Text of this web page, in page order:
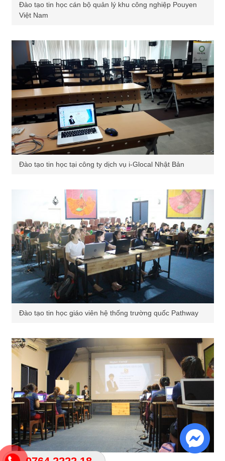
Đào tạo tin học cán bộ quản lý khu công nghiệp Pouyen
Việt Nam
Đào tạo tin học tại công ty dịch vụ i-Glocal Nhật Bản
Đào tạo tin học giáo viên hệ thống trường quốc Pathway